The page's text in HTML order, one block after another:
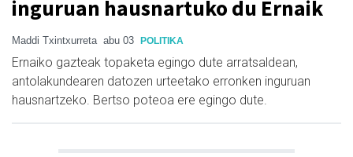
inguruan hausnartuko du Ernaik
Maddi Txintxurreta abu 03 POLITIKA
Ernaiko gazteak topaketa egingo dute arratsaldean,
antolakundearen datozen urteetako erronken inguruan
hausnartzeko. Bertso poteoa ere egingo dute.